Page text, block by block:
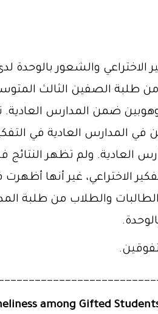
والشعور بالوحدة
من الفصول الخاصة بالموهوبين ضمن
المدارس العادية في
العادية. ولم تظهر النتائج
الاختراعي، غير أنها
والطلاب من طلبة
among Gifted